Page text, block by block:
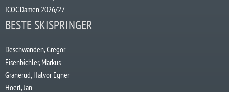
ICOC Damen 2026/27
BESTE SKISPRINGER
Deschwanden, Gregor
Eisenbichler, Markus
Granerud, Halvor Egner
Hoerl, Jan